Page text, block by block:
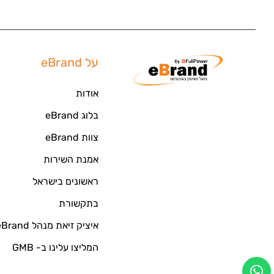
על eBrand
אודות
בלוג eBrand
צוות eBrand
אמנת השירות
ראשונים בישראל
בתקשורת
איציק זיאת מנהל eBrand
המליצו עלינו ב- GMB